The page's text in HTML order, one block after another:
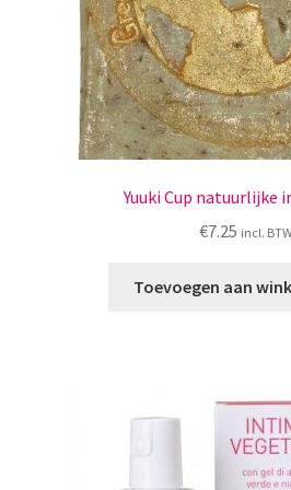
Yuuki Cup natuurlijke
€7.25 incl. BTW
Toevoegen aan